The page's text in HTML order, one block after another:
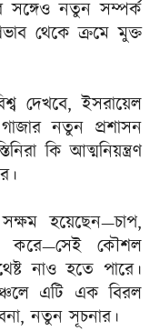
সঙ্গেও নতুন সম্পর্ক
থেকে ক্রমে মুক্ত
দেখবে, ইসরায়েল
নতুন প্রশাসন
কি আত্মনিয়ন্ত্রণ
হয়েছেন—চাপ,
করে—সেই কৌশল
নাও হতে পারে।
এটি এক বিরল
নতুন সূচনার।